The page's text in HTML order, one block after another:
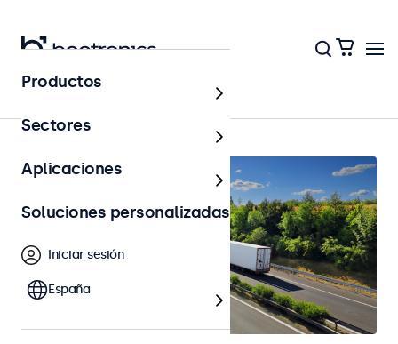
Página principal
Productos
Sectores
Aplicaciones
Soluciones personalizadas
Iniciar sesión
España